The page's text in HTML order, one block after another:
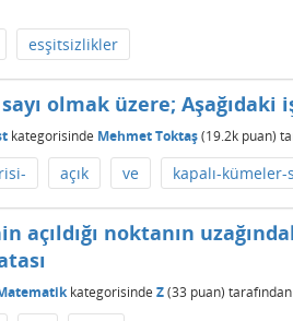
esşitsizlikler
olmak üzere;
kategorisinde Mehmet Toktaş(19.2k puan)
açık ve kapalı-kümeler-
açıldığı noktanın
kategorisinde Z(33 puan) tarafından